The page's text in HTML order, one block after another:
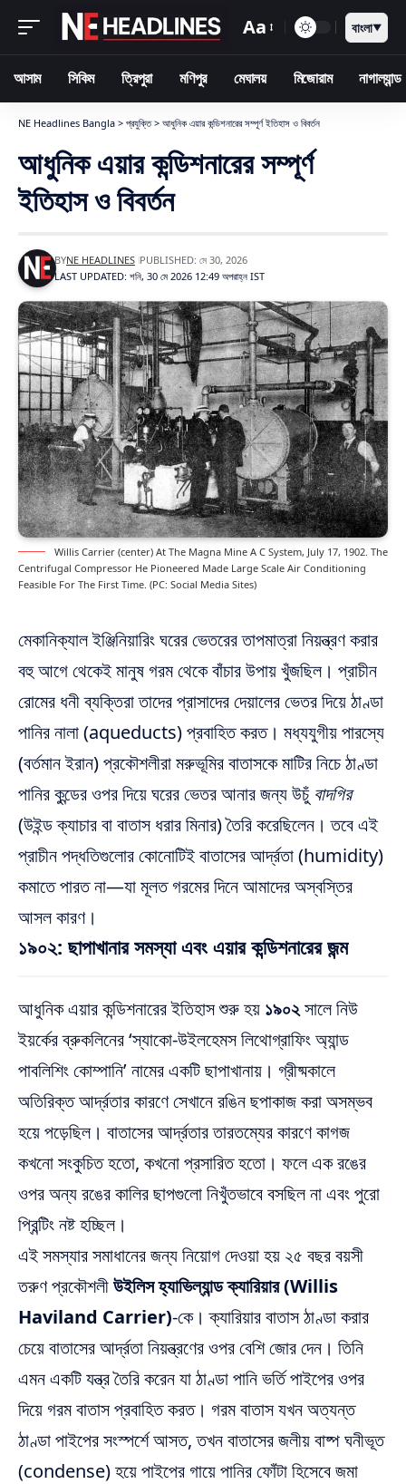
Aa বাংলা▼
আসাম সিকিম ত্রিপুরা মণিপুর মেঘালয় মিজোরাম নাগাল্যান্ড
NE Headlines Bangla > প্রযুক্তি> আধুনিক এয়ার কন্ডিশনারের সম্পূর্ণ ইতিহাস ও বিবর্তন
আধুনিক এয়ার কন্ডিশনারের সম্পূর্ণ
ইতিহাস ও বিবর্তন
LAST UPDATED: শনি, 30 মে 2026 12:49 অপরাহ্ন IST
BYNE HEADLINES PUBLISHED: মে 30, 2026
Willis Carrier (center) At The Magna Mine A C System, July 17, 1902. The
Centrifugal Compressor He Pioneered Made Large Scale Air Conditioning
Feasible For The First Time. (PC: Social Media Sites)
মেকানিক্যাল ইঞ্জিনিয়ারিং ঘরের ভেতরের তাপমাত্রা নিয়ন্ত্রণ করার
বহু আগে থেকেই মানুষ গরম থেকে বাঁচার উপায় খুঁজছিল। প্রাচীন
রোমের ধনী ব্যক্তিরা তাদের প্রাসাদের দেয়ালের ভেতর দিয়ে ঠাণ্ডা
পানির নালা (aqueducts) প্রবাহিত করত। মধ্যযুগীয় পারস্যে
(বর্তমান ইরান) প্রকৌশলীরা মরুভূমির বাতাসকে মাটির নিচে ঠাণ্ডা
পানির কুন্ডের ওপর দিয়ে ঘরের ভেতর আনার জন্য উচুঁ বাদগির
(উইন্ড ক্যাচার বা বাতাস ধরার মিনার) তৈরি করেছিলেন। তবে এই
প্রাচীন পদ্ধতিগুলোর কোনোটিই বাতাসের আর্দ্রতা (humidity)
কমাতে পারত না—যা মূলত গরমের দিনে আমাদের অস্বস্তির
আসল কারণ।
১৯০২: ছাপাখানার সমস্যা এবং এয়ার কন্ডিশনারের জন্ম
আধুনিক এয়ার কন্ডিশনারের ইতিহাস শুরু হয় ১৯০২সালে নিউ
ইয়র্কের ব্রুকলিনের ‘স্যাকো-উইলহেমস লিথোগ্রাফিং অ্যান্ড
পাবলিশিং কোম্পানি’ নামের একটি ছাপাখানায়। গ্রীষ্মকালে
অতিরিক্ত আর্দ্রতার কারণে সেখানে রঙিন ছপাকাজ করা অসম্ভব
হয়ে পড়েছিল। বাতাসের আর্দ্রতার তারতম্যের কারণে কাগজ
কখনো সংকুচিত হতো, কখনো প্রসারিত হতো। ফলে এক রঙের
ওপর অন্য রঙের কালির ছাপগুলো নিখুঁতভাবে বসছিল না এবং পুরো
প্রিন্টিং নষ্ট হচ্ছিল।
এই সমস্যার সমাধানের জন্য নিয়োগ দেওয়া হয় ২৫ বছর বয়সী
তরুণ প্রকৌশলীউইলিস হ্যাভিল্যান্ড ক্যারিয়ার (Willis
Haviland Carrier)-কে। ক্যারিয়ার বাতাস ঠাণ্ডা করার
চেয়ে বাতাসের আর্দ্রতা নিয়ন্ত্রণের ওপর বেশি জোর দেন। তিনি
এমন একটি যন্ত্র তৈরি করেন যা ঠাণ্ডা পানি ভর্তি পাইপের ওপর
দিয়ে গরম বাতাস প্রবাহিত করত। গরম বাতাস যখন অত্যন্ত
ঠাণ্ডা পাইপের সংস্পর্শে আসত, তখন বাতাসের জলীয় বাষ্প ঘনীভূত
(condense) হয়ে পাইপের গায়ে পানির ফোঁটা হিসেবে জমা